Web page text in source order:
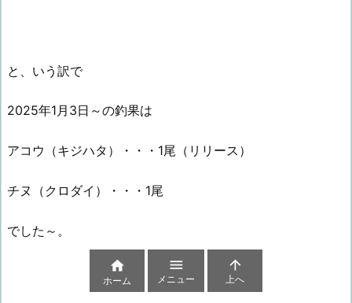
と、いう訳で
2025年1月3日～の釣果は
アコウ（キジハタ）・・・1尾（リリース）
チヌ（クロダイ）・・・1尾
でした～。

ホーム

メニュー

上へ